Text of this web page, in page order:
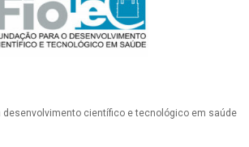
desenvolvimento científico e tecnológico em saúde